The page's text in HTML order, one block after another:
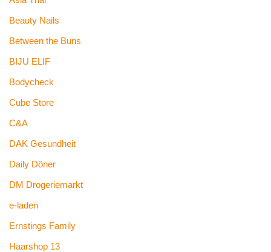
Beauty Nails
Between the Buns
BIJU ELIF
Bodycheck
Cube Store
C&A
DAK Gesundheit
Daily Döner
DM Drogeriemarkt
e-laden
Ernstings Family
Haarshop 13